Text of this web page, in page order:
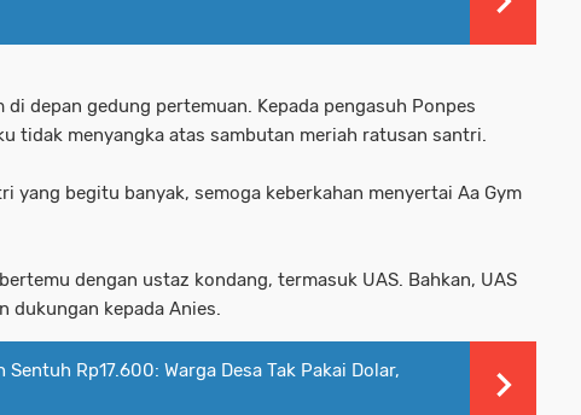
depan gedung pertemuan. Kepada pengasuh Ponpes
tidak menyangka atas sambutan meriah ratusan santri.
yang begitu banyak, semoga keberkahan menyertai Aa Gym
dengan ustaz kondang, termasuk UAS. Bahkan, UAS
dukungan kepada Anies.
Rp17.600: Warga Desa Tak Pakai Dolar,